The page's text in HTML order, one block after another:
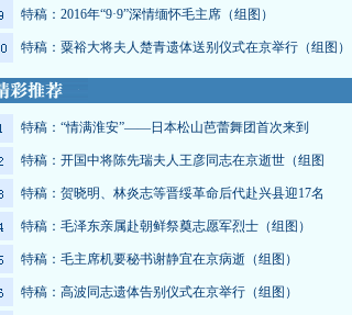
特稿：2016年“9·9”深情缅怀毛主席（组图）
特稿：粟裕大将夫人楚青遗体送别仪式在京举行（组图）
特稿：“情满淮安”——日本松山芭蕾舞团首次来到
特稿：开国中将陈先瑞夫人王彦同志在京逝世（组图
特稿：贺晓明、林炎志等晋绥革命后代赴兴县迎17名
特稿：毛泽东亲属赴朝鲜祭奠志愿军烈士（组图）
特稿：毛主席机要秘书谢静宜在京病逝（组图）
特稿：高波同志遗体告别仪式在京举行（组图）